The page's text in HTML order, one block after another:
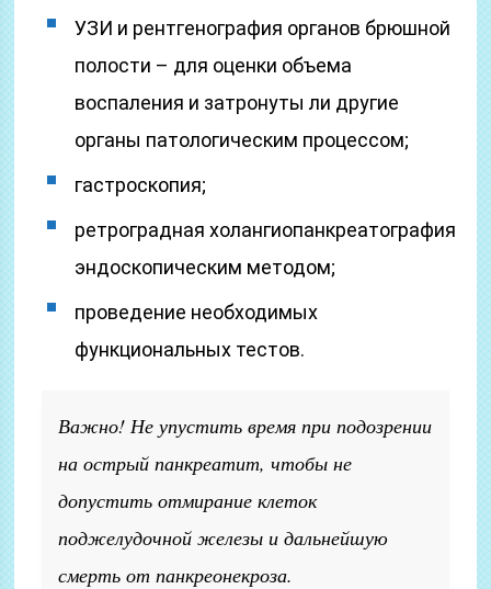
УЗИ и рентгенография органов брюшной
полости – для оценки объема
воспаления и затронуты ли другие
органы патологическим процессом;
гастроскопия;
ретроградная холангиопанкреатография
эндоскопическим методом;
проведение необходимых
функциональных тестов.
Важно! Не упустить время при подозрении
на острый панкреатит, чтобы не
допустить отмирание клеток
поджелудочной железы и дальнейшую
смерть от панкреонекроза.